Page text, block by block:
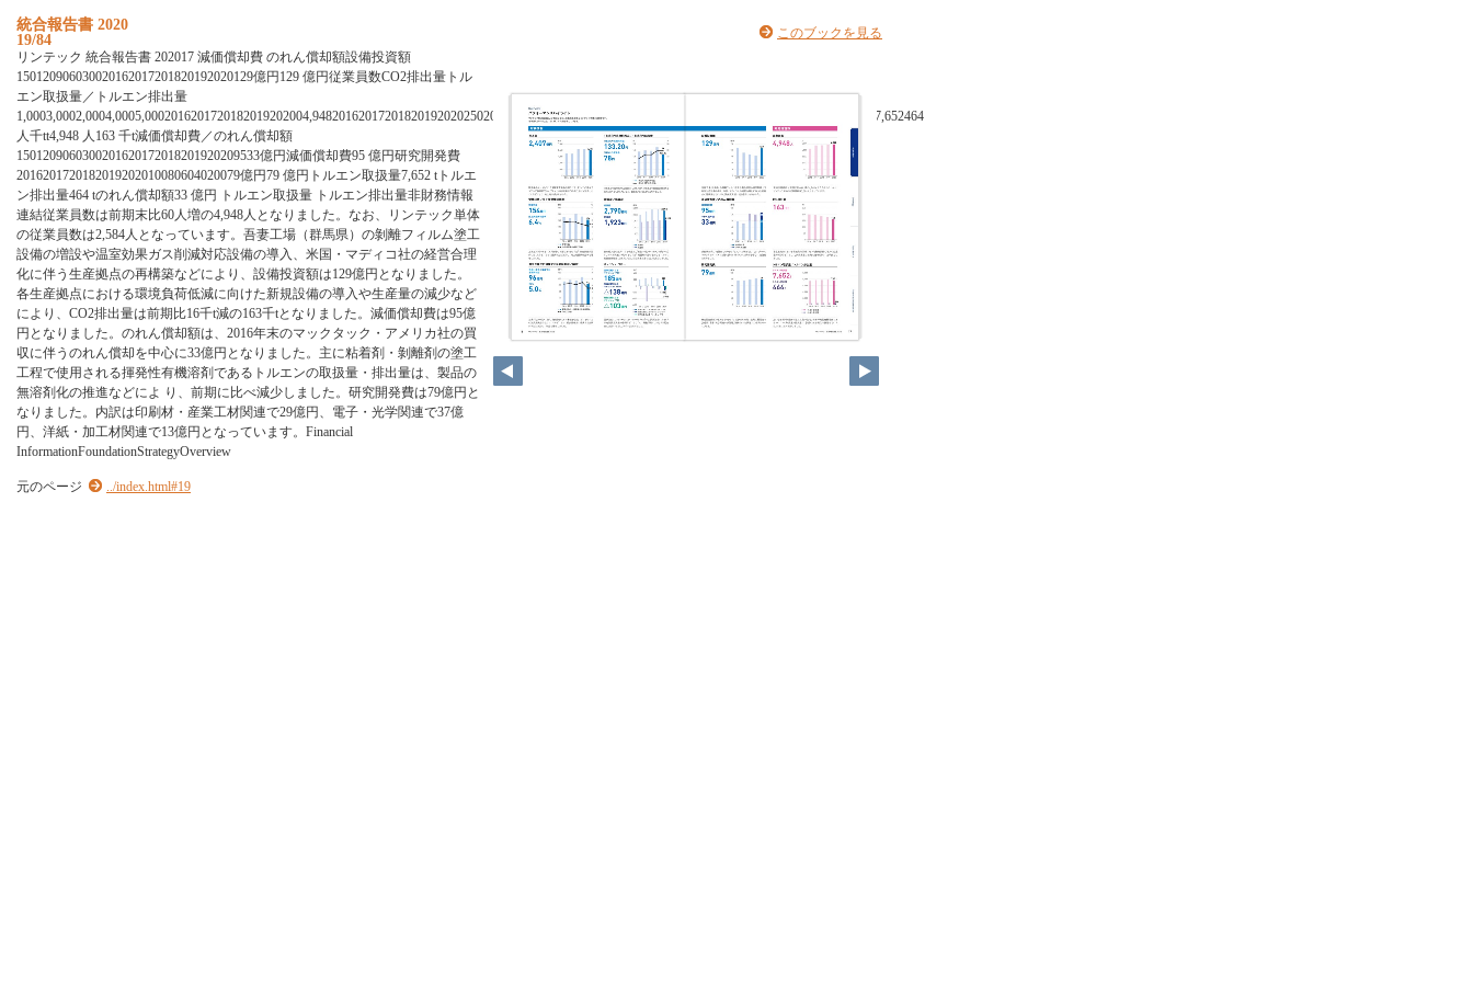
統合報告書 2020
19/84
リンテック 統合報告書 202017 減価償却費 のれん償却額設備投資額
150120906030020162017201820192020129億円129 億円従業員数CO2排出量トル
エン取扱量／トルエン排出量
1,0003,0002,0004,0005,0002016201720182019202004,9482016201720182019202025020015010050016310,0008,0006,0004,0002,0000201620172018201920207,652464
人千tt4,948 人163 千t減価償却費／のれん償却額
1501209060300201620172018201920209533億円減価償却費95 億円研究開発費
2016201720182019202010080604020079億円79 億円トルエン取扱量7,652 tトルエ
ン排出量464 tのれん償却額33 億円 トルエン取扱量 トルエン排出量非財務情報
連結従業員数は前期末比60人増の4,948人となりました。なお、リンテック単体
の従業員数は2,584人となっています。吾妻工場（群馬県）の剝離フィルム塗工
設備の増設や温室効果ガス削減対応設備の導入、米国・マディコ社の経営合理
化に伴う生産拠点の再構築などにより、設備投資額は129億円となりました。
各生産拠点における環境負荷低減に向けた新規設備の導入や生産量の減少など
により、CO2排出量は前期比16千t減の163千tとなりました。減価償却費は95億
円となりました。のれん償却額は、2016年末のマックタック・アメリカ社の買
収に伴うのれん償却を中心に33億円となりました。主に粘着剤・剝離剤の塗工
工程で使用される揮発性有機溶剤であるトルエンの取扱量・排出量は、製品の
無溶剤化の推進などによ り、前期に比べ減少しました。研究開発費は79億円と
なりました。内訳は印刷材・産業工材関連で29億円、電子・光学関連で37億
円、洋紙・加工材関連で13億円となっています。Financial
InformationFoundationStrategyOverview
元のページ ../index.html#19
このブックを見る